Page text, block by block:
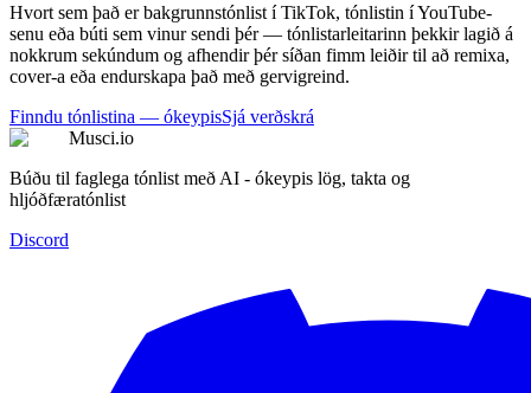
Hvort sem það er bakgrunnstónlist í TikTok, tónlistin í YouTube-
senu eða búti sem vinur sendi þér — tónlistarleitarinn þekkir lagið á
nokkrum sekúndum og afhendir þér síðan fimm leiðir til að remixa,
cover-a eða endurskapa það með gervigreind.
Finndu tónlistina — ókeypisSjá verðskrá
Musci.io
Búðu til faglega tónlist með AI - ókeypis lög, takta og
hljóðfæratónlist
Discord